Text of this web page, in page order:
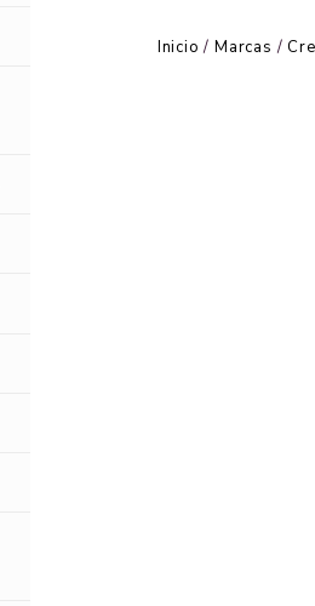
Inicio / Marcas /